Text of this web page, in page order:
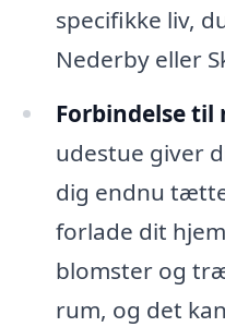
specifikke liv,
Nederby eller
Forbindelse til
udestue giver
dig endnu
forlade dit
blomster og
rum, og det